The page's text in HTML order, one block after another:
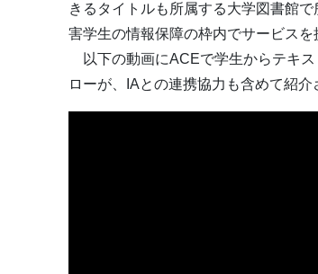
きるタイトルも所属する大学図書館
害学生の情報保障の枠内でサービスを
以下の動画にACEで学生からテキス
ローが、IAとの連携協力も含めて紹介